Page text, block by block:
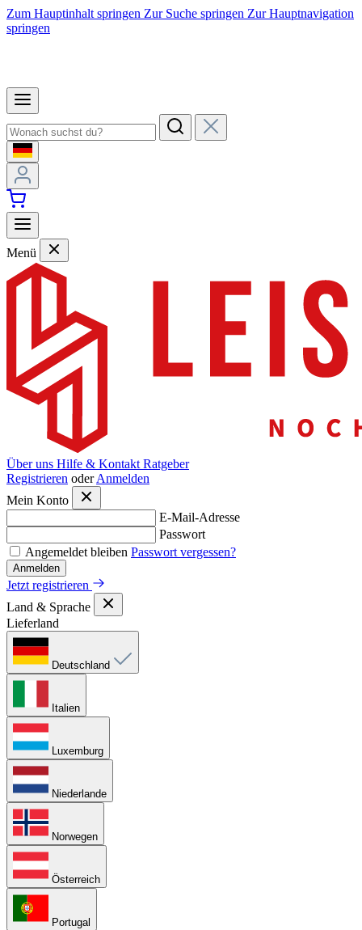
Zum Hauptinhalt springen Zur Suche springen Zur Hauptnavigation
springen
Menü
Über uns Hilfe & Kontakt Ratgeber
Registrieren oder Anmelden
Mein Konto
E-Mail-Adresse
Passwort
Angemeldet bleiben Passwort vergessen?
Anmelden
Jetzt registrieren
Land & Sprache
Lieferland
Deutschland
Italien
Luxemburg
Niederlande
Norwegen
Österreich
Portugal